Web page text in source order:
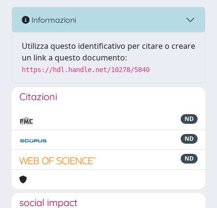
Informazioni
Utilizza questo identificativo per citare o creare
un link a questo documento:
https://hdl.handle.net/10278/5840
Citazioni
ND
ND
ND
social impact